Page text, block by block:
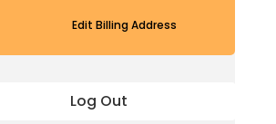
Edit Billing Address
Log Out